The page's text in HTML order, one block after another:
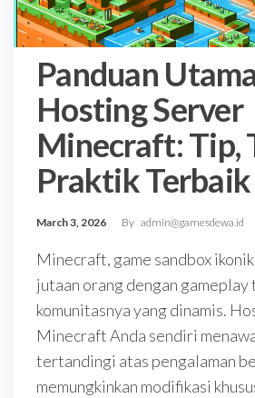
Panduan
Hosting Server
Minecraft: Tip,
Praktik Terbaik
March 3, 2026 By admin@gamesdewa.id
Minecraft, game sandbox
jutaan orang dengan gameplay
komunitasnya yang dinamis.
Minecraft Anda sendiri
tertandingi atas pengalaman
memungkinkan modifikasi